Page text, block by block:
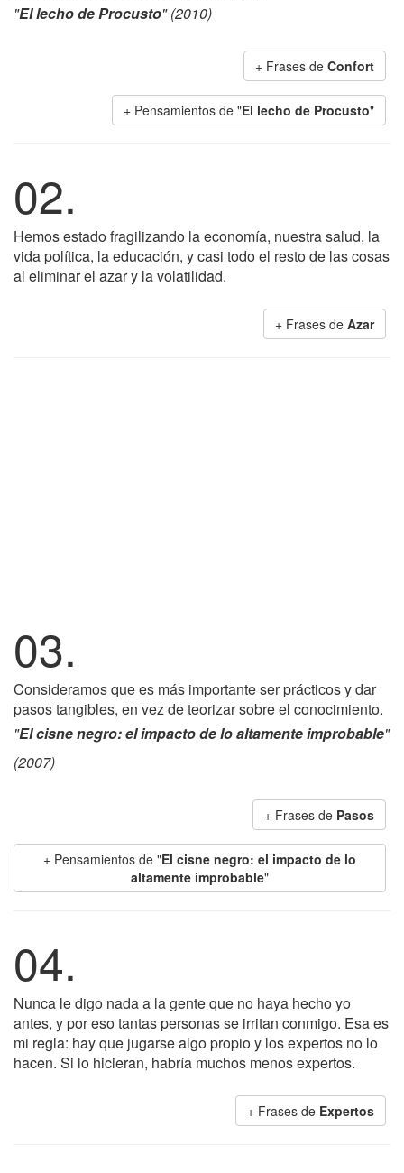
"El lecho de Procusto" (2010)
+ Frases de Confort
+ Pensamientos de "El lecho de Procusto"
02.
Hemos estado fragilizando la economía, nuestra salud, la
vida política, la educación, y casi todo el resto de las cosas
al eliminar el azar y la volatilidad.
+ Frases de Azar
03.
Consideramos que es más importante ser prácticos y dar
pasos tangibles, en vez de teorizar sobre el conocimiento.
"El cisne negro: el impacto de lo altamente improbable"
(2007)
+ Frases de Pasos
+ Pensamientos de "El cisne negro: el impacto de lo
altamente improbable"
04.
Nunca le digo nada a la gente que no haya hecho yo
antes, y por eso tantas personas se irritan conmigo. Esa es
mi regla: hay que jugarse algo propio y los expertos no lo
hacen. Si lo hicieran, habría muchos menos expertos.
+ Frases de Expertos